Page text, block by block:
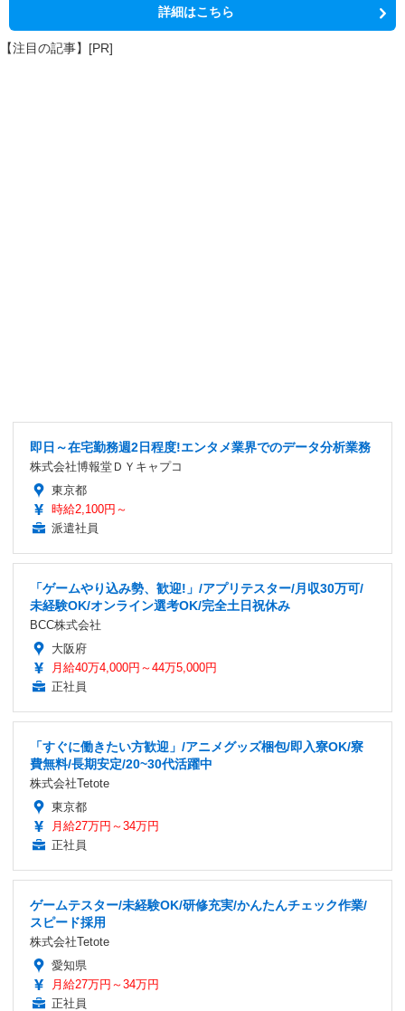
詳細はこちら
【注目の記事】[PR]
即日～在宅勤務週2日程度!エンタメ業界でのデータ分析業務
株式会社博報堂ＤＹキャプコ
東京都
時給2,100円～
派遣社員
「ゲームやり込み勢、歓迎!」/アプリテスター/月収30万可/
未経験OK/オンライン選考OK/完全土日祝休み
BCC株式会社
大阪府
月給40万4,000円～44万5,000円
正社員
「すぐに働きたい方歓迎」/アニメグッズ梱包/即入寮OK/寮
費無料/長期安定/20~30代活躍中
株式会社Tetote
東京都
月給27万円～34万円
正社員
ゲームテスター/未経験OK/研修充実/かんたんチェック作業/
スピード採用
株式会社Tetote
愛知県
月給27万円～34万円
正社員